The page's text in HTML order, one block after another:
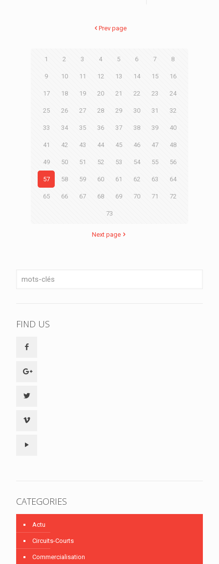
Prev page
1 2 3 4 5 6 7 8
9 10 11 12 13 14 15 16
17 18 19 20 21 22 23 24
25 26 27 28 29 30 31 32
33 34 35 36 37 38 39 40
41 42 43 44 45 46 47 48
49 50 51 52 53 54 55 56
57 58 59 60 61 62 63 64
65 66 67 68 69 70 71 72
73
Next page
FIND US
CATEGORIES
Actu
Circuits-Courts
Commercialisation